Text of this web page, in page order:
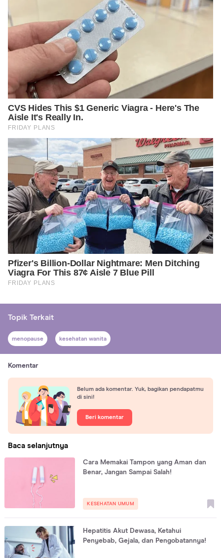
Topik Terkait
menopause kesehatan wanita
Komentar
Belum ada komentar. Yuk, bagikan pendapatmu
di sini!
Beri komentar
Baca selanjutnya
Cara Memakai Tampon yang Aman dan
Benar, Jangan Sampai Salah!
KESEHATAN UMUM
Hepatitis Akut Dewasa, Ketahui
Penyebab, Gejala, dan Pengobatannya!